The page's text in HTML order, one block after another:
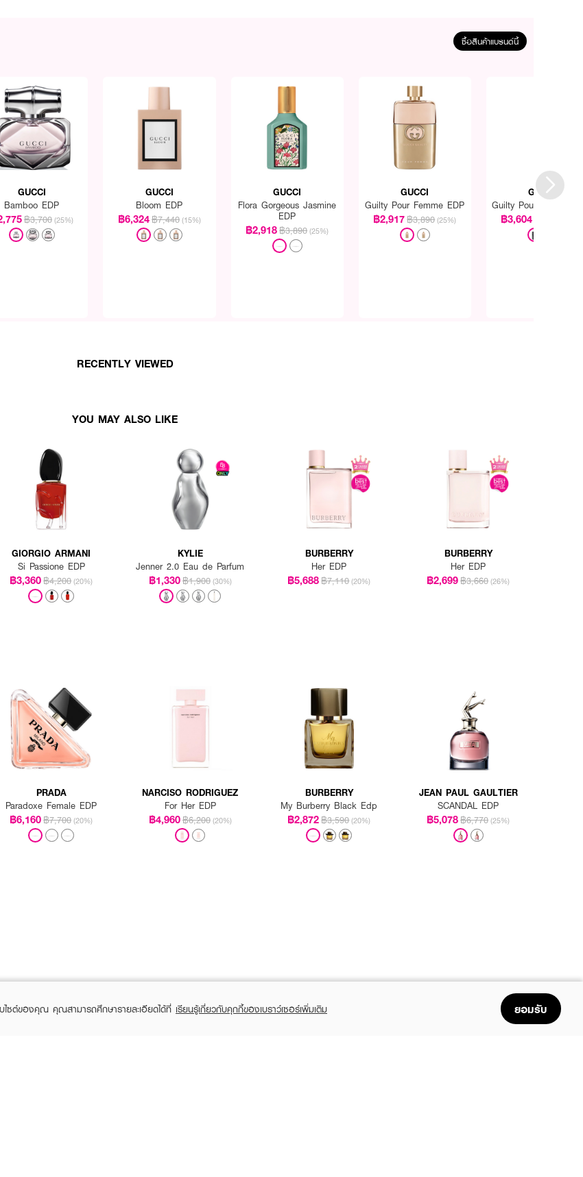
ซื้อสินค้าแบรนด์นี้
GUCCI
Bamboo EDP
฿3,700 (25%)
GUCCI
Bloom EDP
฿6,324฿7,440 (15%)
GUCCI
Flora Gorgeous Jasmine
EDP
฿2,918฿3,890 (25%)
GUCCI
Guilty Pour Femme EDP
฿2,917฿3,890 (25%)
GUCCI
Guilty Pour Homme
฿3,604
RECENTLY VIEWED
YOU MAY ALSO LIKE
GIORGIO ARMANI
Si Passione EDP
฿3,360฿4,200 (20%)
KYLIE
Jenner 2.0 Eau de Parfum
฿1,330฿1,900 (30%)
BURBERRY
Her EDP
฿5,688฿7,110 (20%)
BURBERRY
Her EDP
฿2,699฿3,660 (26%)
PRADA
Paradoxe Female EDP
฿6,160฿7,700 (20%)
NARCISO RODRIGUEZ
For Her EDP
฿4,960฿6,200 (20%)
BURBERRY
My Burberry Black Edp
฿2,872฿3,590 (20%)
JEAN PAUL GAULTIER
SCANDAL EDP
฿5,078฿6,770 (25%)
บไซต์ของคุณ คุณสามารถศึกษารายละเอียดได้ที่ เรียนรู้เกี่ยวกับคุกกี้ของเบราว์เซอร์เพิ่มเติม ยอมรับ